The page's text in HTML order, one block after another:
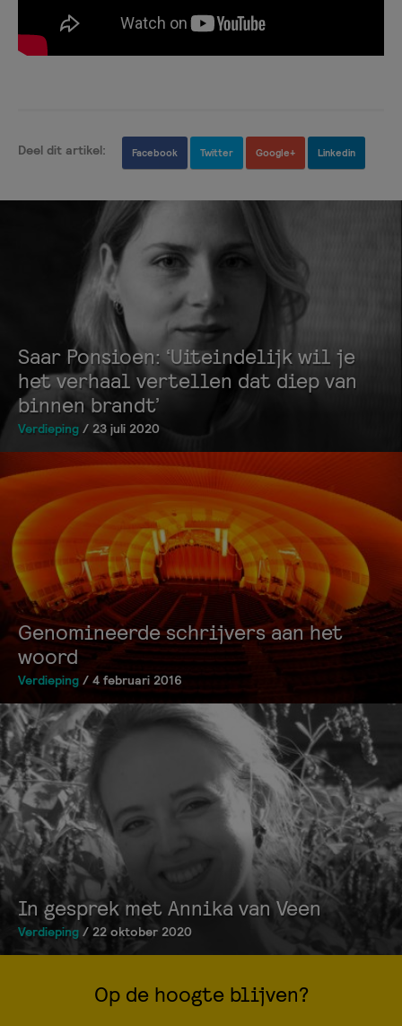
Deel dit artikel: Facebook Twitter Google+ Linkedin
Saar Ponsioen: ‘Uiteindelijk wil je
het verhaal vertellen dat diep van
binnen brandt’
Verdieping / 23 juli 2020
Genomineerde schrijvers aan het
woord
Verdieping / 4 februari 2016
In gesprek met Annika van Veen
Verdieping / 22 oktober 2020
Op de hoogte blijven?